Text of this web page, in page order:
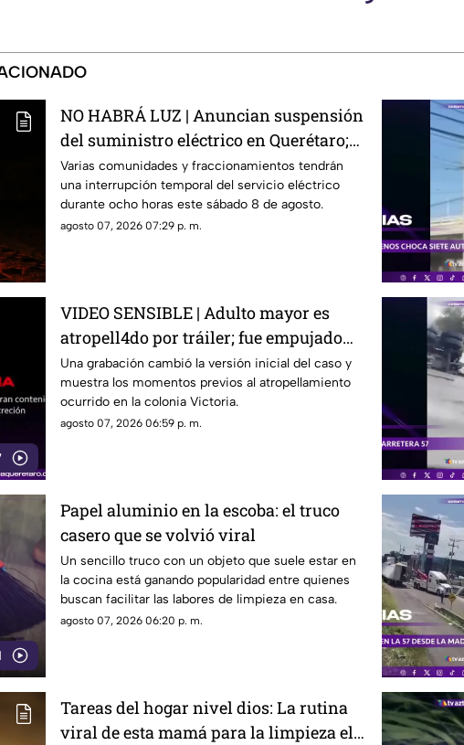
NO HABRÁ LUZ | Anuncian suspensión
del suministro eléctrico en Querétaro;
estás serán las zonas afectadas
Varias comunidades y fraccionamientos tendrán
una interrupción temporal del servicio eléctrico
durante ocho horas este sábado 8 de agosto.
agosto 07, 2026 07:29 p. m.
VIDEO SENSIBLE | Adulto mayor es
atropell4do por tráiler; fue empujado
antes de m0rir
Una grabación cambió la versión inicial del caso y
muestra los momentos previos al atropellamiento
ocurrido en la colonia Victoria.
agosto 07, 2026 06:59 p. m.
Papel aluminio en la escoba: el truco
casero que se volvió viral
Un sencillo truco con un objeto que suele estar en
la cocina está ganando popularidad entre quienes
buscan facilitar las labores de limpieza en casa.
agosto 07, 2026 06:20 p. m.
Tareas del hogar nivel dios: La rutina
viral de esta mamá para la limpieza el